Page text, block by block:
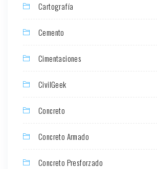
Cartografía
Cemento
Cimentaciones
CivilGeek
Concreto
Concreto Armado
Concreto Presforzado